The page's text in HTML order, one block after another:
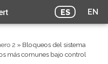
ES EN
2 » Bloqueos del sistema
más comunes bajo control